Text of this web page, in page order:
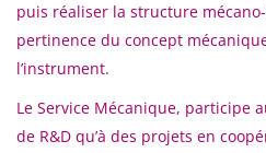
puis réaliser la structure
pertinence du concept
l’instrument.
Le Service Mécanique, participe
de R&D qu’à des projets en